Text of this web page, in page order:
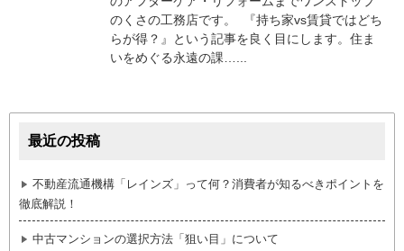
のくさの工務店です。 『持ち家vs賃貸ではどち
らが得？』という記事を良く目にします。住ま
いをめぐる永遠の課…...
最近の投稿
不動産流通機構「レインズ」って何？消費者が知るべきポイントを
徹底解説！
中古マンションの選択方法「狙い目」について